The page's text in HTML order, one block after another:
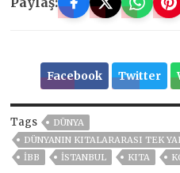
Facebook Twitter
Tags
DÜNYA
DÜNYANIN KITALARARASI TEK
İBB
ISTANBUL KITA